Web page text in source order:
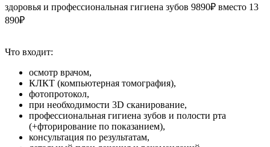
здоровья и профессиональная гигиена зубов 9890₽ вместо 13
890₽
Что входит:
осмотр врачом,
КЛКТ (компьютерная томография),
фотопротокол,
при необходимости 3D сканирование,
профессиональная гигиена зубов и полости рта
(+фторирование по показанием),
консультация по результатам,